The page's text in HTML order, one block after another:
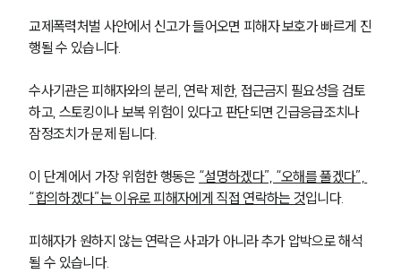
교제폭력처벌 사안에서 신고가 들어오면 피해자 보호가 빠르게 진
행될 수 있습니다.
수사기관은 피해자와의 분리, 연락 제한, 접근금지 필요성을 검토
하고, 스토킹이나 보복 위험이 있다고 판단되면 긴급응급조치나
잠정조치가 문제 됩니다.
이 단계에서 가장 위험한 행동은 “설명하겠다”, “오해를 풀겠다”,
“합의하겠다”는 이유로 피해자에게 직접 연락하는 것입니다.
피해자가 원하지 않는 연락은 사과가 아니라 추가 압박으로 해석
될 수 있습니다.